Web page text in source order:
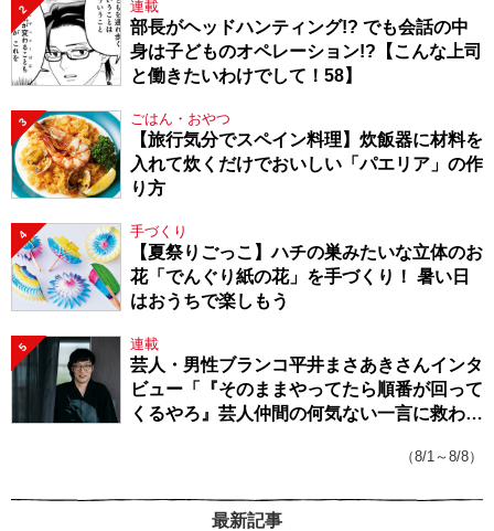
2 連載
部長がヘッドハンティング!? でも会話の中
身は子どものオペレーション!?【こんな上司
と働きたいわけでして！58】
3 ごはん・おやつ
【旅行気分でスペイン料理】炊飯器に材料を
入れて炊くだけでおいしい「パエリア」の作
り方
4 手づくり
【夏祭りごっこ】ハチの巣みたいな立体のお
花「でんぐり紙の花」を手づくり！ 暑い日
はおうちで楽しもう
5 連載
芸人・男性ブランコ平井まさあきさんインタ
ビュー「『そのままやってたら順番が回って
くるやろ』芸人仲間の何気ない一言に救われ
（8/1～8/8）
最新記事